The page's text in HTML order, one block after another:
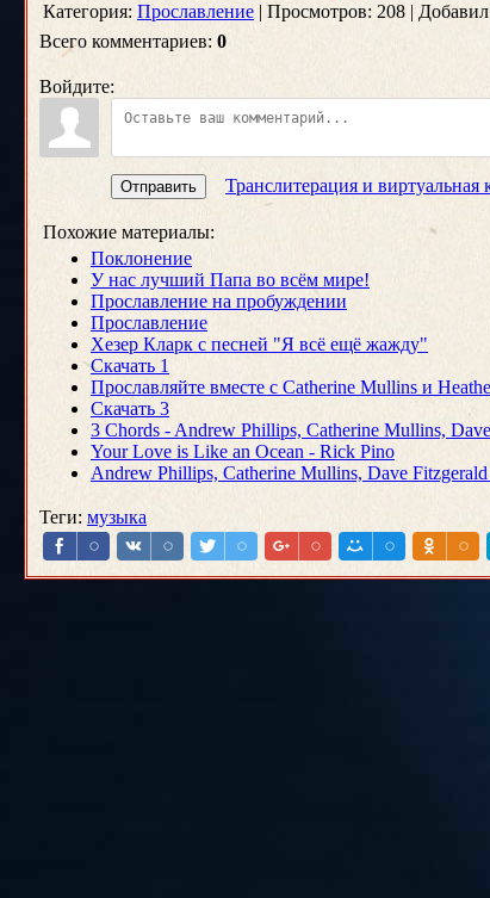
Категория: Прославление | Просмотров: 208 |
Всего комментариев: 0
Войдите:
Отправить Транслитерация и виртуальная
Похожие материалы:
Поклонение
У нас лучший Папа во всём мире!
Прославление на пробуждении
Прославление
Хезер Кларк с песней "Я всё ещё жажду"
Скачать 1
Прославляйте вместе с Catherine Mullins и
Скачать 3
3 Chords - Andrew Phillips, Catherine Mullins,
Your Love is Like an Ocean - Rick Pino
Andrew Phillips, Catherine Mullins, Dave
Теги: музыка